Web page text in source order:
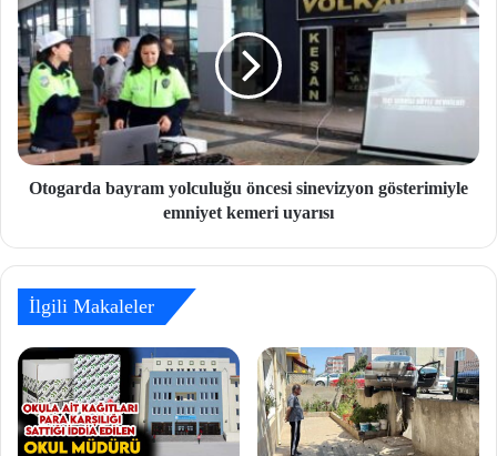
Otogarda bayram yolculuğu öncesi sinevizyon gösterimiyle
emniyet kemeri uyarısı
İlgili Makaleler